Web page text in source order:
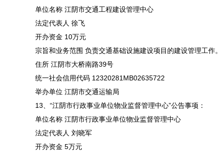
单位名称 江阴市交通工程建设管理中心
法定代表人 徐飞
开办资金 10万元
宗旨和业务范围 负责交通基础设施建设项目的建设管理工作
住所 江阴市大桥南路39号
统一社会信用代码 12320281MB02635722
举办单位 江阴市交通运输局
13、“江阴市行政事业单位物业监督管理中心”公告事项：
单位名称 江阴市行政事业单位物业监督管理中心
法定代表人 刘晓军
开办资金 5万元